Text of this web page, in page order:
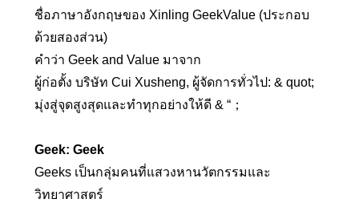
ชื่อภาษาอังกฤษของ Xinling GeekValue (ประกอบ
ด้วยสองส่วน)
คำว่า Geek and Value มาจาก
ผู้ก่อตั้ง บริษัท Cui Xusheng, ผู้จัดการทั่วไป: & quot;
มุ่งสู่จุดสูงสุดและทำทุกอย่างให้ดี & “；
Geek: Geek
Geeks เป็นกลุ่มคนที่แสวงหานวัตกรรมและ
วิทยาศาสตร์